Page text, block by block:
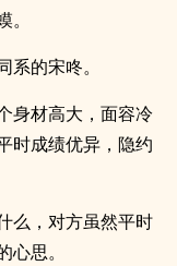
的宋咚。
身材高大，面容冷
时成绩优异，隐约
么，对方虽然平时
思。